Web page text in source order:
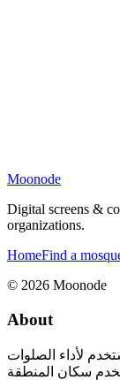
Moonode
Digital screens &
organizations.
HomeFind a
© 2026 Moonode
About
لأداء الصلوات